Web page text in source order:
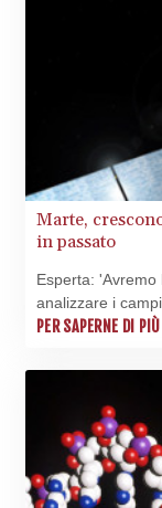
Marte,
in passato
Esperta:
analizzare i
PER SAPERNE DI PIÙ